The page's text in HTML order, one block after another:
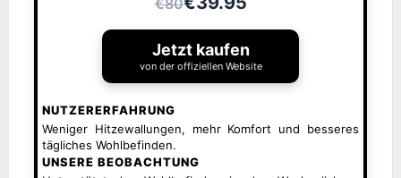
€80
Jetzt kaufen
von der offiziellen Website
NUTZERERFAHRUNG
Weniger Hitzewallungen, mehr Komfort und besseres
tägliches Wohlbefinden.
UNSERE BEOBACHTUNG